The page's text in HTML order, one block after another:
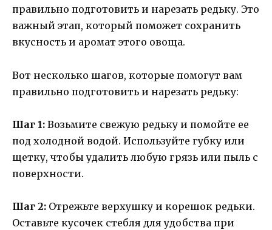
правильно подготовить и нарезать редьку. Это
важный этап, который поможет сохранить
вкусность и аромат этого овоща.
Вот несколько шагов, которые помогут вам
правильно подготовить и нарезать редьку:
Шаг 1: Возьмите свежую редьку и помойте ее
под холодной водой. Используйте губку или
щетку, чтобы удалить любую грязь или пыль с
поверхности.
Шаг 2: Отрежьте верхушку и корешок редьки.
Оставьте кусочек стебля для удобства при